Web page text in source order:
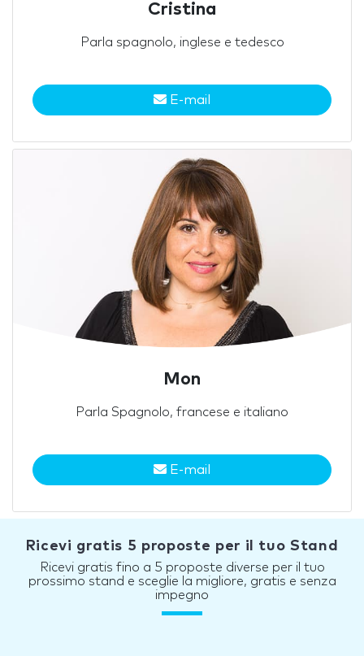
Cristina
Parla spagnolo, inglese e tedesco
E-mail
Mon
Parla Spagnolo, francese e italiano
E-mail
Ricevi gratis 5 proposte per il tuo Stand
Ricevi gratis fino a 5 proposte diverse per il tuo
prossimo stand e sceglie la migliore, gratis e senza
impegno